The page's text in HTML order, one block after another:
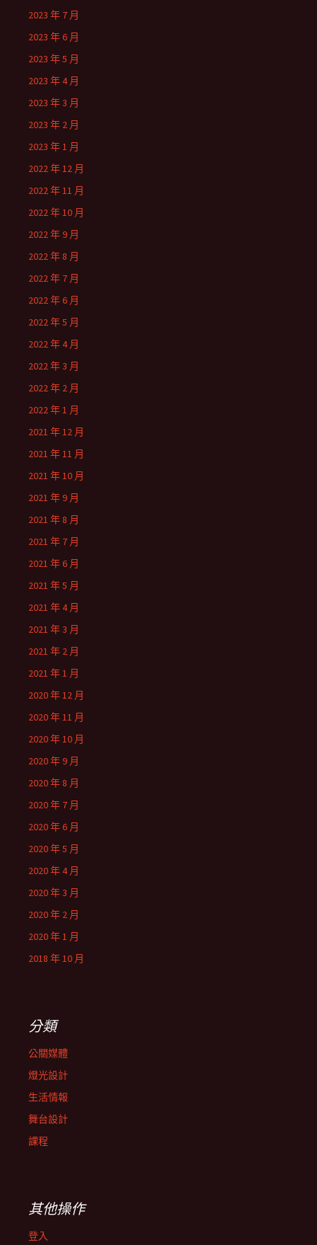
2023 年 7 月
2023 年 6 月
2023 年 5 月
2023 年 4 月
2023 年 3 月
2023 年 2 月
2023 年 1 月
2022 年 12 月
2022 年 11 月
2022 年 10 月
2022 年 9 月
2022 年 8 月
2022 年 7 月
2022 年 6 月
2022 年 5 月
2022 年 4 月
2022 年 3 月
2022 年 2 月
2022 年 1 月
2021 年 12 月
2021 年 11 月
2021 年 10 月
2021 年 9 月
2021 年 8 月
2021 年 7 月
2021 年 6 月
2021 年 5 月
2021 年 4 月
2021 年 3 月
2021 年 2 月
2021 年 1 月
2020 年 12 月
2020 年 11 月
2020 年 10 月
2020 年 9 月
2020 年 8 月
2020 年 7 月
2020 年 6 月
2020 年 5 月
2020 年 4 月
2020 年 3 月
2020 年 2 月
2020 年 1 月
2018 年 10 月
分類
公關媒體
燈光設計
生活情報
舞台設計
課程
其他操作
登入